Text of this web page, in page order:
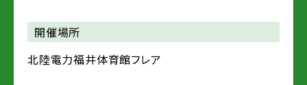
開催場所
北陸電力福井体育館フレア